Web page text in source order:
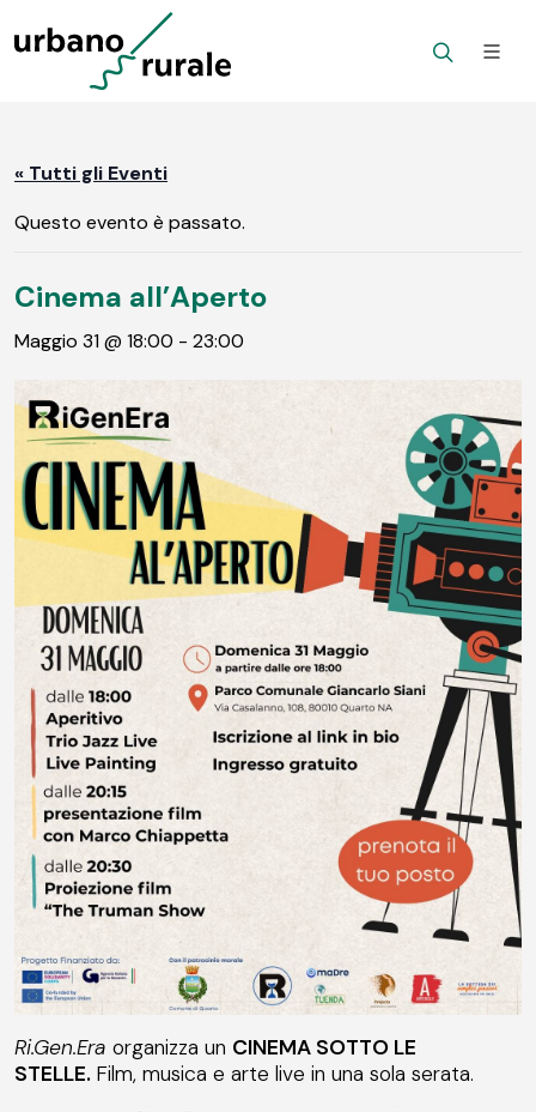
« Tutti gli Eventi
Questo evento è passato.
Cinema all’Aperto
Maggio 31 @ 18:00 - 23:00
Ri.Gen.Era organizza un CINEMA SOTTO LE
STELLE. Film, musica e arte live in una sola serata.